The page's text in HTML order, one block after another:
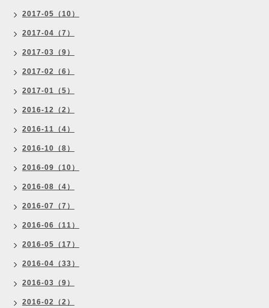
2017-05（10）
2017-04（7）
2017-03（9）
2017-02（6）
2017-01（5）
2016-12（2）
2016-11（4）
2016-10（8）
2016-09（10）
2016-08（4）
2016-07（7）
2016-06（11）
2016-05（17）
2016-04（33）
2016-03（9）
2016-02（2）